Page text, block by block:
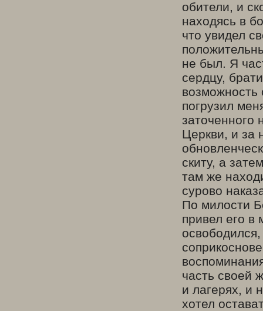
обители, и
находясь в
что увидел
не был. Я
сердцу,
возможность
погрузил
заточенного
Церкви, и за
скиту, а
там же
сурово
По милости
привел его в
часть своей
и лагерях, и
хотел